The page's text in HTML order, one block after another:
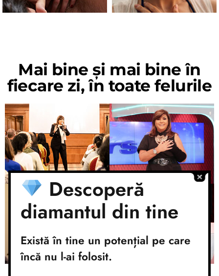
Mai bine și mai bine în
fiecare zi, în toate felurile
Descoperă
diamantul din tine
Există în tine un potențial pe care
încă nu l-ai folosit.